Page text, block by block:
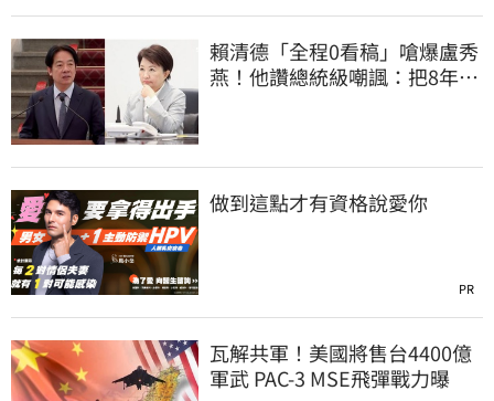
賴清德「全程0看稿」嗆爆盧秀
燕！他讚總統級嘲諷：把8年總
做到這點才有資格說愛你
PR
瓦解共軍！美國將售台4400億
軍武 PAC-3 MSE飛彈戰力曝